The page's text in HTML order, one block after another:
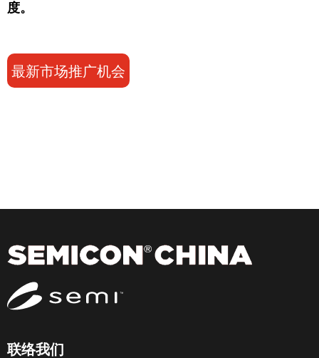
度。
最新市场推广机会
联络我们